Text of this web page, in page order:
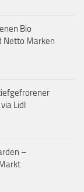
Bio
Netto Marken
Lidl
–